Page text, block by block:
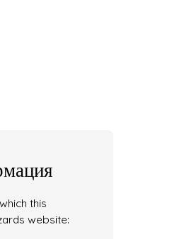
this
website: